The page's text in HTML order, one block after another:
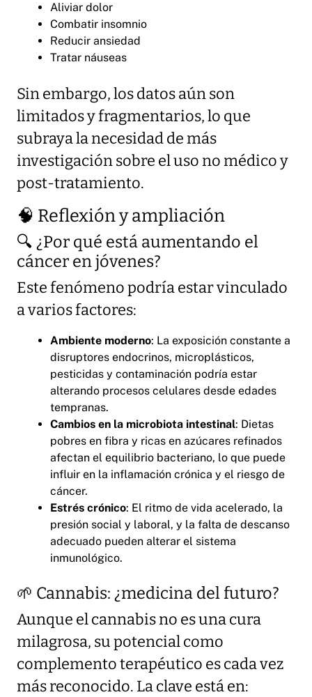
Aliviar dolor
Combatir insomnio
Reducir ansiedad
Tratar náuseas
Sin embargo, los datos aún son
limitados y fragmentarios, lo que
subraya la necesidad de más
investigación sobre el uso no médico y
post-tratamiento.
🧠 Reflexión y ampliación
🔍 ¿Por qué está aumentando el
cáncer en jóvenes?
Este fenómeno podría estar vinculado
a varios factores:
Ambiente moderno: La exposición constante a
disruptores endocrinos, microplásticos,
pesticidas y contaminación podría estar
alterando procesos celulares desde edades
tempranas.
Cambios en la microbiota intestinal: Dietas
pobres en fibra y ricas en azúcares refinados
afectan el equilibrio bacteriano, lo que puede
influir en la inflamación crónica y el riesgo de
cáncer.
Estrés crónico: El ritmo de vida acelerado, la
presión social y laboral, y la falta de descanso
adecuado pueden alterar el sistema
inmunológico.
🌱 Cannabis: ¿medicina del futuro?
Aunque el cannabis no es una cura
milagrosa, su potencial como
complemento terapéutico es cada vez
más reconocido. La clave está en: